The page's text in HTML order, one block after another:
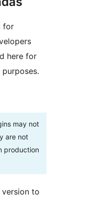
for
here for
may not
are not
production
version to